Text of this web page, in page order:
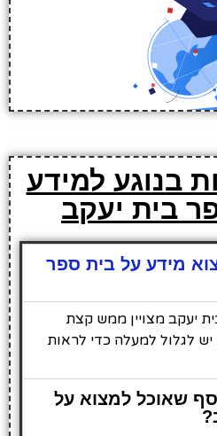
בנוגע למידע
בית יעקב
מידע על בית ספר
יעקב מצויין ממש קצת
לגלול למעלה כדי לראות
שאוכל למצוא על